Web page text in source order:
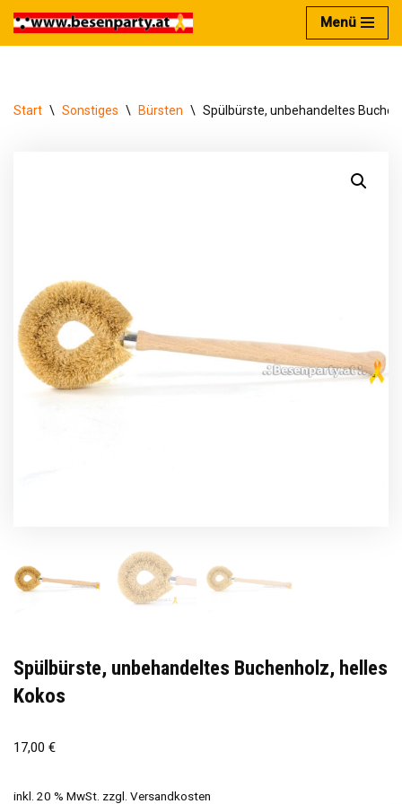
Zum
Menü
Start \ Sonstiges \ Bürsten \ Spülbürste, unbehandeltes
Spülbürste, unbehandeltes Buchenholz, helles
Kokos
17,00 €
inkl. 20 % MwSt. zzgl. Versandkosten